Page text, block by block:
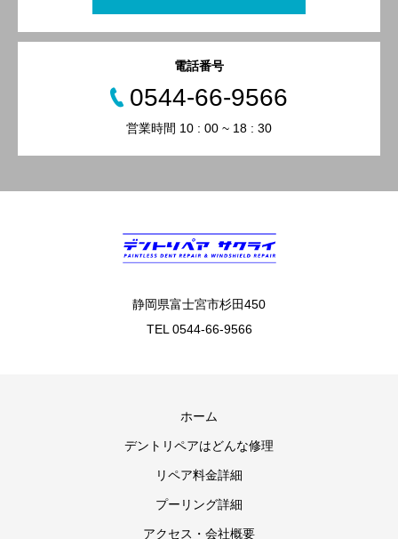
電話番号
0544-66-9566
営業時間 10 : 00 ~ 18 : 30
静岡県富士宮市杉田450
TEL 0544-66-9566
ホーム
デントリペアはどんな修理
リペア料金詳細
プーリング詳細
アクセス・会社概要